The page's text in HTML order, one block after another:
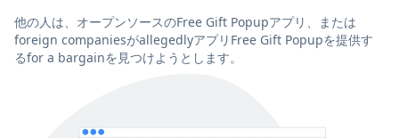
他の人は、オープンソースのFree Gift Popupアプリ、または
foreign companiesがallegedlyアプリFree Gift Popupを提供す
るfor a bargainを見つけようとします。